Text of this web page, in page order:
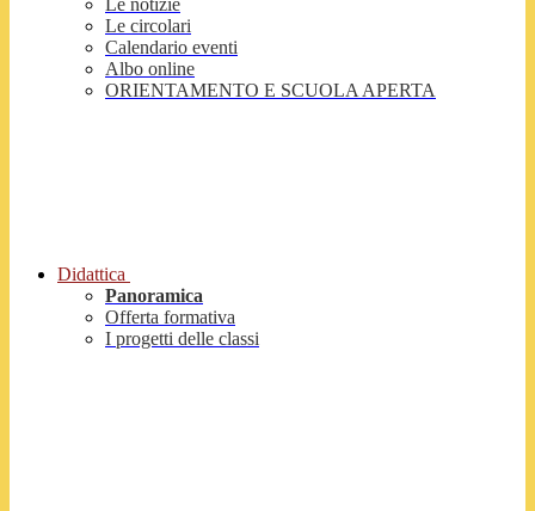
Le notizie
Le circolari
Calendario eventi
Albo online
ORIENTAMENTO E SCUOLA APERTA
Didattica
Panoramica
Offerta formativa
I progetti delle classi